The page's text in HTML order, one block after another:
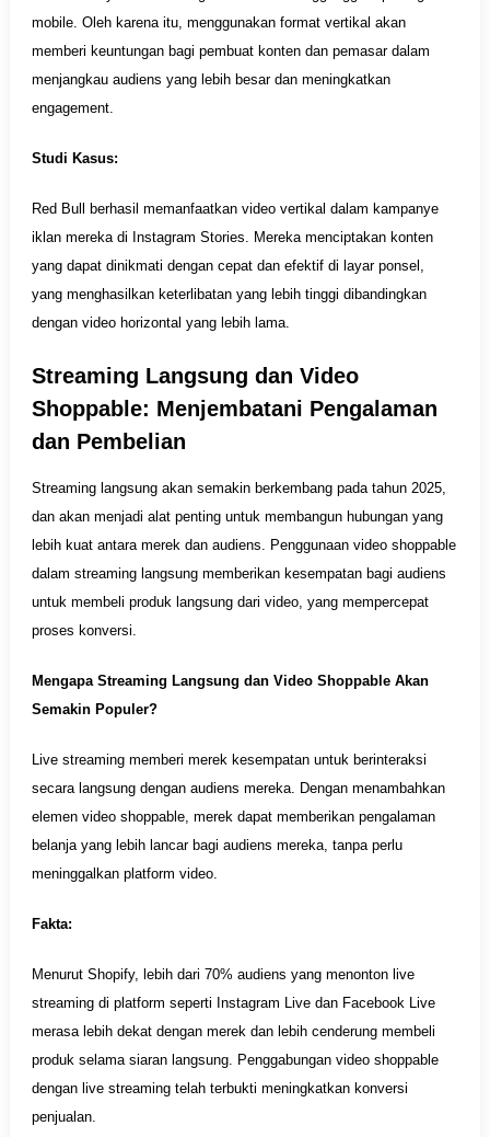
mobile. Oleh karena itu, menggunakan format vertikal akan
memberi keuntungan bagi pembuat konten dan pemasar dalam
menjangkau audiens yang lebih besar dan meningkatkan
engagement.
Studi Kasus:
Red Bull berhasil memanfaatkan video vertikal dalam kampanye
iklan mereka di Instagram Stories. Mereka menciptakan konten
yang dapat dinikmati dengan cepat dan efektif di layar ponsel,
yang menghasilkan keterlibatan yang lebih tinggi dibandingkan
dengan video horizontal yang lebih lama.
Streaming Langsung dan Video
Shoppable: Menjembatani Pengalaman
dan Pembelian
Streaming langsung akan semakin berkembang pada tahun 2025,
dan akan menjadi alat penting untuk membangun hubungan yang
lebih kuat antara merek dan audiens. Penggunaan video shoppable
dalam streaming langsung memberikan kesempatan bagi audiens
untuk membeli produk langsung dari video, yang mempercepat
proses konversi.
Mengapa Streaming Langsung dan Video Shoppable Akan
Semakin Populer?
Live streaming memberi merek kesempatan untuk berinteraksi
secara langsung dengan audiens mereka. Dengan menambahkan
elemen video shoppable, merek dapat memberikan pengalaman
belanja yang lebih lancar bagi audiens mereka, tanpa perlu
meninggalkan platform video.
Fakta:
Menurut Shopify, lebih dari 70% audiens yang menonton live
streaming di platform seperti Instagram Live dan Facebook Live
merasa lebih dekat dengan merek dan lebih cenderung membeli
produk selama siaran langsung. Penggabungan video shoppable
dengan live streaming telah terbukti meningkatkan konversi
penjualan.